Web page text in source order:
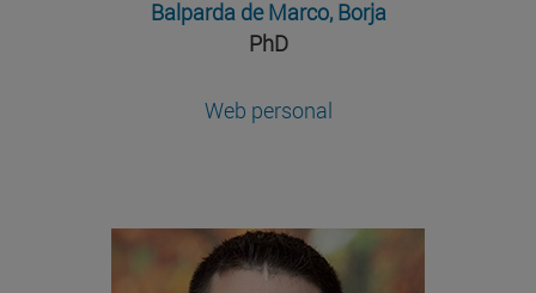
Balparda de Marco, Borja
PhD
Web personal